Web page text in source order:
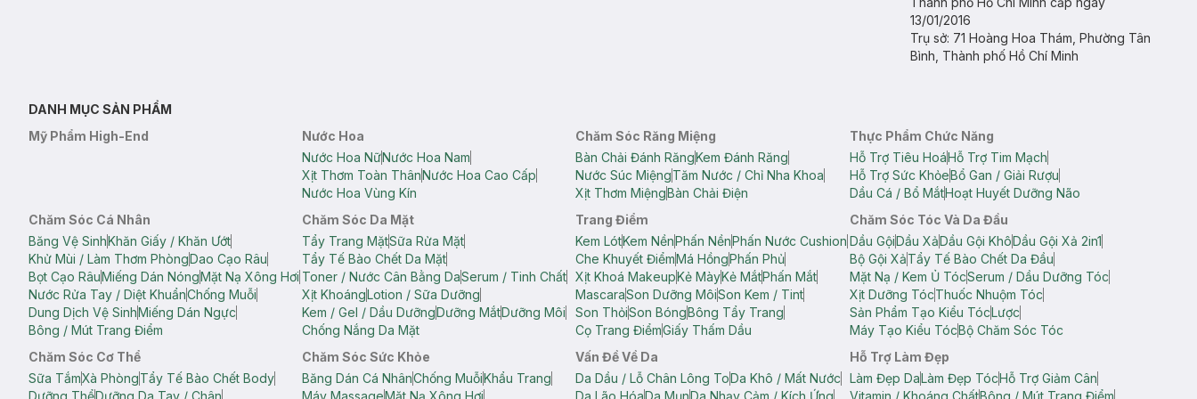
13/01/2016
Trụ sở: 71 Hoàng Hoa Thám, Phường Tân
Bình, Thành phố Hồ Chí Minh
DANH MỤC SẢN PHẨM
Mỹ Phẩm High-End
Nước Hoa
Nước Hoa NữNước Hoa Nam
Xịt Thơm Toàn ThânNước Hoa Cao Cấp
Nước Hoa Vùng Kín
Chăm Sóc Răng Miệng
Bàn Chải Đánh RăngKem Đánh Răng
Nước Súc MiệngTăm Nước / Chỉ Nha Khoa
Xịt Thơm MiệngBàn Chải Điện
Thực Phẩm Chức Năng
Hỗ Trợ Tiêu HoáHỗ Trợ Tim Mạch
Hỗ Trợ Sức KhỏeBổ Gan / Giải Rượu
Dầu Cá / Bổ MắtHoạt Huyết Dưỡng Não
Chăm Sóc Cá Nhân
Băng Vệ SinhKhăn Giấy / Khăn Ướt
Khử Mùi / Làm Thơm PhòngDao Cạo Râu
Bọt Cạo RâuMiếng Dán NóngMặt Nạ Xông Hơi
Nước Rửa Tay / Diệt KhuẩnChống Muỗi
Dung Dịch Vệ SinhMiếng Dán Ngực
Bông / Mút Trang Điểm
Chăm Sóc Da Mặt
Tẩy Trang MặtSữa Rửa Mặt
Tẩy Tế Bào Chết Da Mặt
Toner / Nước Cân Bằng DaSerum / Tinh Chất
Xịt KhoángLotion / Sữa Dưỡng
Kem / Gel / Dầu DưỡngDưỡng MắtDưỡng Môi
Chống Nắng Da Mặt
Trang Điểm
Kem LótKem NềnPhấn NềnPhấn Nước Cushion
Che Khuyết ĐiểmMá HồngPhấn Phủ
Xịt Khoá MakeupKẻ MàyKẻ MắtPhấn Mắt
MascaraSon Dưỡng MôiSon Kem / Tint
Son ThỏiSon BóngBông Tẩy Trang
Cọ Trang ĐiểmGiấy Thấm Dầu
Chăm Sóc Tóc Và Da Đầu
Dầu GộiDầu XảDầu Gội KhôDầu Gội Xả 2in1
Bộ Gội XảTẩy Tế Bào Chết Da Đầu
Mặt Nạ / Kem Ủ TócSerum / Dầu Dưỡng Tóc
Xịt Dưỡng TócThuốc Nhuộm Tóc
Sản Phẩm Tạo Kiểu TócLược
Máy Tạo Kiểu TócBộ Chăm Sóc Tóc
Chăm Sóc Cơ Thể
Sữa TắmXà PhòngTẩy Tế Bào Chết Body
Chăm Sóc Sức Khỏe
Băng Dán Cá NhânChống MuỗiKhẩu Trang
Vấn Đề Về Da
Da Dầu / Lỗ Chân Lông ToDa Khô / Mất Nước
Hỗ Trợ Làm Đẹp
Làm Đẹp DaLàm Đẹp TócHỗ Trợ Giảm Cân